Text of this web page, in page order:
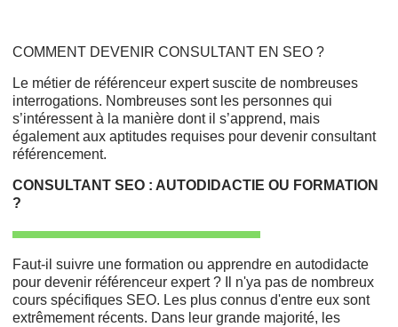
COMMENT DEVENIR CONSULTANT EN SEO ?
Le métier de référenceur expert suscite de nombreuses
interrogations. Nombreuses sont les personnes qui
s’intéressent à la manière dont il s’apprend, mais
également aux aptitudes requises pour devenir consultant
référencement.
CONSULTANT SEO : AUTODIDACTIE OU FORMATION
?
Faut-il suivre une formation ou apprendre en autodidacte
pour devenir référenceur expert ? Il n'ya pas de nombreux
cours spécifiques SEO. Les plus connus d'entre eux sont
extrêmement récents. Dans leur grande majorité, les